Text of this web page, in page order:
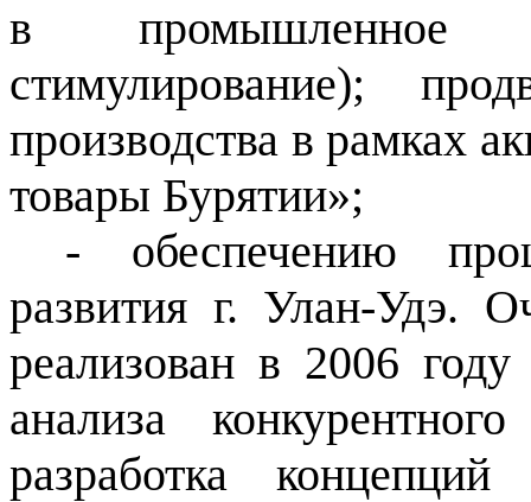
в промышленное
стимулирование);
производства в рамках
товары Бурятии»;
- обеспечению
развития г. Улан-Удэ.
реализован в 2006
анализа
разработка концепций